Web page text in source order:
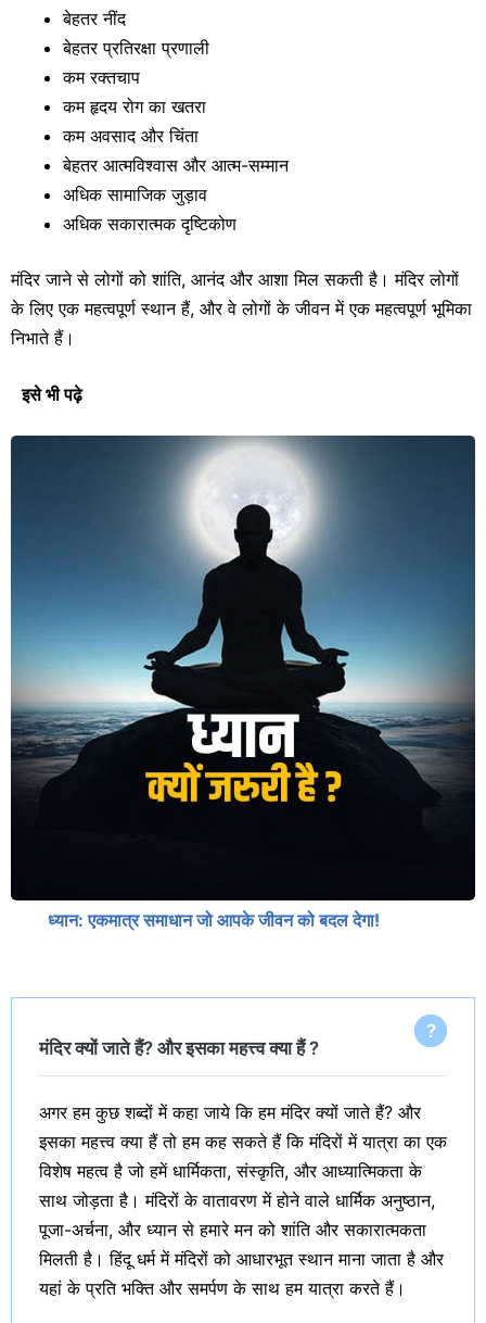
बेहतर नींद
बेहतर प्रतिरक्षा प्रणाली
कम रक्तचाप
कम हृदय रोग का खतरा
कम अवसाद और चिंता
बेहतर आत्मविश्वास और आत्म-सम्मान
अधिक सामाजिक जुड़ाव
अधिक सकारात्मक दृष्टिकोण
मंदिर जाने से लोगों को शांति, आनंद और आशा मिल सकती है। मंदिर लोगों
के लिए एक महत्वपूर्ण स्थान हैं, और वे लोगों के जीवन में एक महत्वपूर्ण भूमिका
निभाते हैं।
इसे भी पढ़े
ध्यान: एकमात्र समाधान जो आपके जीवन को बदल देगा!
मंदिर क्यों जाते हैं? और इसका महत्त्व क्या हैं ?
अगर हम कुछ शब्दों में कहा जाये कि हम मंदिर क्यों जाते हैं? और
इसका महत्त्व क्या हैं तो हम कह सकते हैं कि मंदिरों में यात्रा का एक
विशेष महत्व है जो हमें धार्मिकता, संस्कृति, और आध्यात्मिकता के
साथ जोड़ता है। मंदिरों के वातावरण में होने वाले धार्मिक अनुष्ठान,
पूजा-अर्चना, और ध्यान से हमारे मन को शांति और सकारात्मकता
मिलती है। हिंदू धर्म में मंदिरों को आधारभूत स्थान माना जाता है और
यहां के प्रति भक्ति और समर्पण के साथ हम यात्रा करते हैं।